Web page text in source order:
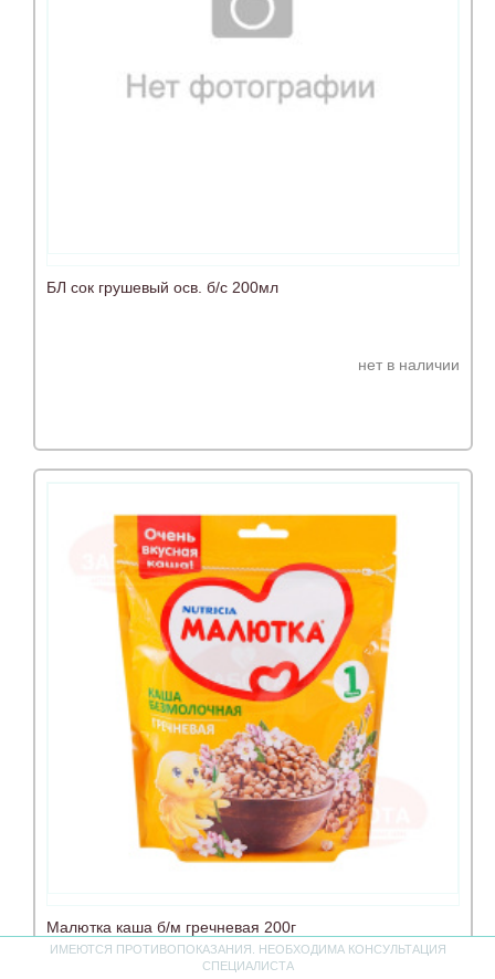
БЛ сок грушевый осв. б/с 200мл
нет в наличии
Малютка каша б/м гречневая 200г
ИМЕЮТСЯ ПРОТИВОПОКАЗАНИЯ. НЕОБХОДИМА КОНСУЛЬТАЦИЯ
СПЕЦИАЛИСТА